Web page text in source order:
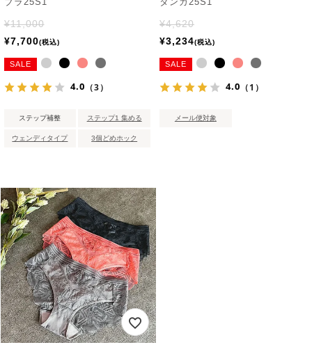
¥11,000
¥7,700 税込
SALE
4.0 （3）
ステップ補整 ステップ1 集める
ウェンディタイプ 3個どめホック
¥4,620
¥3,234 税込
SALE
4.0 （1）
メール便対象